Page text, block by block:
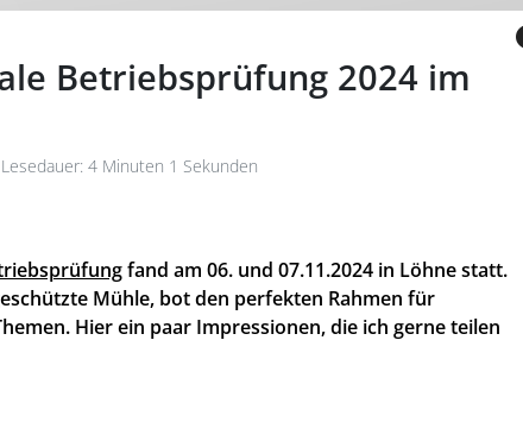
Betriebsprüfung 2024 im
Lesedauer: 4 Minuten 1 Sekunden
fand am 06. und 07.11.2024 in Löhne statt.
Mühle, bot den perfekten Rahmen für
Hier ein paar Impressionen, die ich gerne teilen